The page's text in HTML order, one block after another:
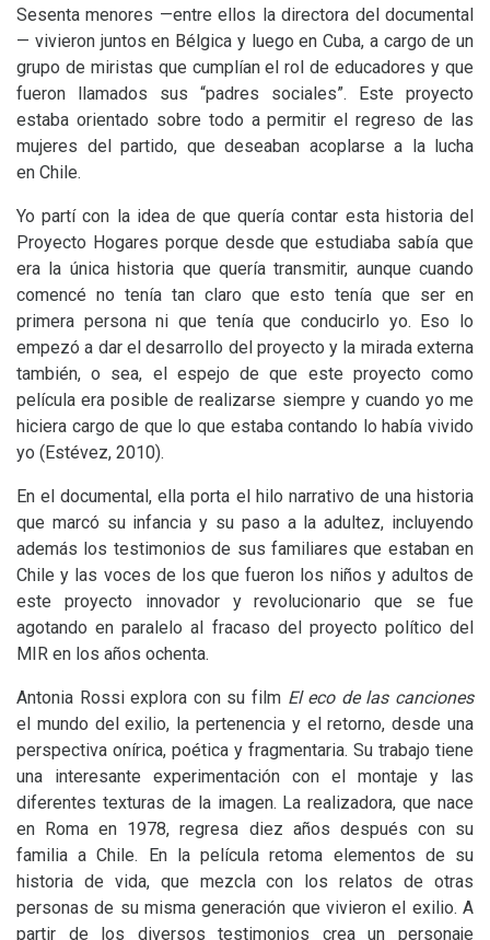
Sesenta menores —entre ellos la directora del documental
— vivieron juntos en Bélgica y luego en Cuba, a cargo de un
grupo de miristas que cumplían el rol de educadores y que
fueron llamados sus “padres sociales”. Este proyecto
estaba orientado sobre todo a permitir el regreso de las
mujeres del partido, que deseaban acoplarse a la lucha
en Chile.
Yo partí con la idea de que quería contar esta historia del
Proyecto Hogares porque desde que estudiaba sabía que
era la única historia que quería transmitir, aunque cuando
comencé no tenía tan claro que esto tenía que ser en
primera persona ni que tenía que conducirlo yo. Eso lo
empezó a dar el desarrollo del proyecto y la mirada externa
también, o sea, el espejo de que este proyecto como
película era posible de realizarse siempre y cuando yo me
hiciera cargo de que lo que estaba contando lo había vivido
yo (Estévez, 2010).
En el documental, ella porta el hilo narrativo de una historia
que marcó su infancia y su paso a la adultez, incluyendo
además los testimonios de sus familiares que estaban en
Chile y las voces de los que fueron los niños y adultos de
este proyecto innovador y revolucionario que se fue
agotando en paralelo al fracaso del proyecto político del
MIR en los años ochenta.
Antonia Rossi explora con su film El eco de las canciones
el mundo del exilio, la pertenencia y el retorno, desde una
perspectiva onírica, poética y fragmentaria. Su trabajo tiene
una interesante experimentación con el montaje y las
diferentes texturas de la imagen. La realizadora, que nace
en Roma en 1978, regresa diez años después con su
familia a Chile. En la película retoma elementos de su
historia de vida, que mezcla con los relatos de otras
personas de su misma generación que vivieron el exilio. A
partir de los diversos testimonios crea un personaje